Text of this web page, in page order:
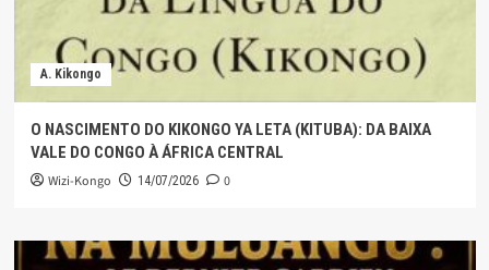
A. Kikongo
O NASCIMENTO DO KIKONGO YA LETA (KITUBA): DA BAIXA
VALE DO CONGO À ÁFRICA CENTRAL
Wizi-Kongo 14/07/2026 0